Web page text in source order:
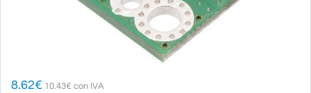
8.62€ 10.43€ con IVA